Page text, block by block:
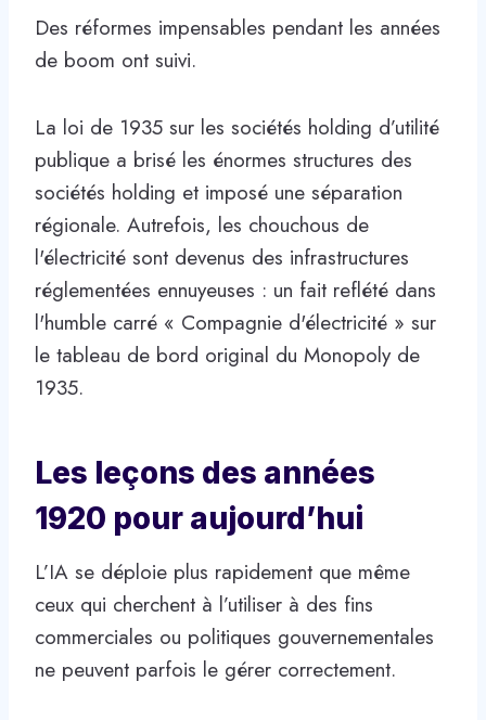
Des réformes impensables pendant les années
de boom ont suivi.
La loi de 1935 sur les sociétés holding d’utilité
publique a brisé les énormes structures des
sociétés holding et imposé une séparation
régionale. Autrefois, les chouchous de
l'électricité sont devenus des infrastructures
réglementées ennuyeuses : un fait reflété dans
l'humble carré « Compagnie d'électricité » sur
le tableau de bord original du Monopoly de
1935.
Les leçons des années
1920 pour aujourd’hui
L’IA se déploie plus rapidement que même
ceux qui cherchent à l’utiliser à des fins
commerciales ou politiques gouvernementales
ne peuvent parfois le gérer correctement.